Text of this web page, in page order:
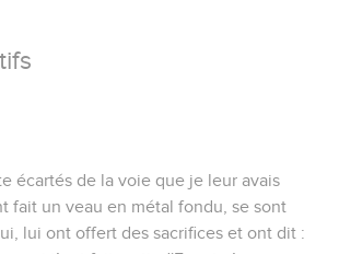
écartés de la voie que je leur avais
fait un veau en métal fondu, se sont
lui ont offert des sacrifices et ont dit :